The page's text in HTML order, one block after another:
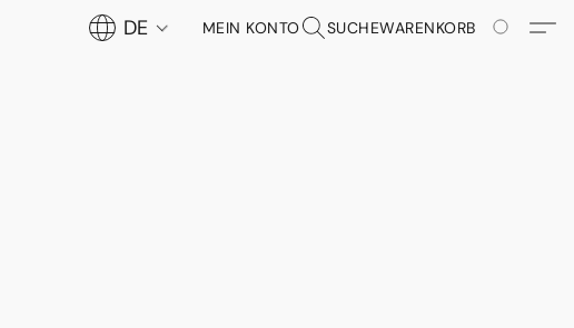
DE MEIN KONTO SUCHEWARENKORB